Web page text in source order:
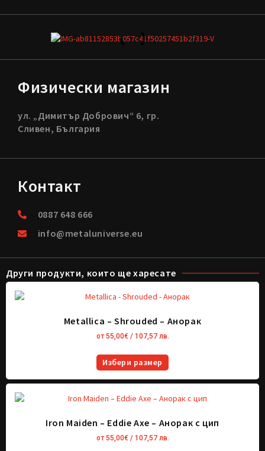
Физически магазин
ул. „Димитър Добрович“ 6, гр.
Сливен, България
Контакт
0887 648 666
info@metaluniverse.eu
Други продукти, които ще харесате
Metallica – Shrouded – Анорак
от55,00€/ 107,57 лв.
Избери размер
Iron Maiden – Eddie Axe – Анорак с цип
от55,00€/ 107,57 лв.